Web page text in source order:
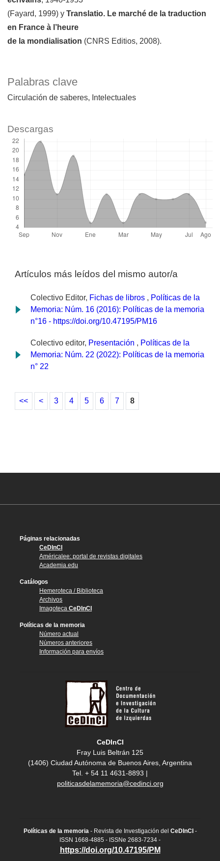
Palabras clave
Circulación de saberes Intelectuales
(Fayard, 1999) y Translatio. Le marché de la traduction
en France à l’heure
de la mondialisation (CNRS Editios, 2008).
Descargas
Artículos más leídos del mismo autor/a
Colectivo Editor, Fichas de libros , Políticas de la
Memoria: Núm. 16 (2016): Políticas de la memoria
n°16 - https://doi.org/10.47195/PM16
Colectivo editor, Presentación , Políticas de la
Memoria: Núm. 22 (2022): Políticas de la memoria
n° 22
<< < 3 4 5 6 7 8
Páginas relacionadas
CeDInCI
Américalee: portal de revistas digitales
Academia.edu
Catálogos
Hemeroteca / Biblioteca
Archivos
Imagoteca CeDInCI
Políticas de la memoria
Número actual
Números anteriores
Información para envíos
CeDInCI
Fray Luis Beltrán 125
(1406) Ciudad Autónoma de Buenos Aires, Argentina
Tel. + 54 11 4631-8893 |
politicasdelamemoria@cedinci.org
Políticas de la memoria- Revista de Investigación del CeDInCI -
ISSN 1668-4885 - ISSNe 2683-7234 -
https://doi.org/10.47195/PM